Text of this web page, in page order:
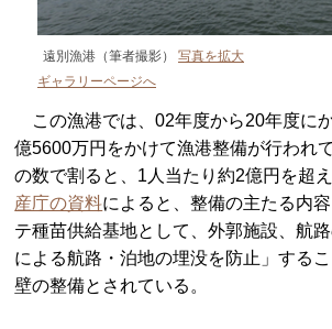
遠別漁港（筆者撮影） 写真を拡大
ギャラリーページへ
この漁港では、02年度から20年度に
億5600万円をかけて漁港整備が行われ
の数で割ると、1人当たり約2億円を超
産庁の資料によると、整備の主たる内
テ種苗供給基地として、外郭施設、航
による航路・泊地の埋没を防止」する
壁の整備とされている。